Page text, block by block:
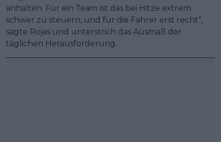
anhalten. Für ein Team ist das bei Hitze extrem
schwer zu steuern, und für die Fahrer erst recht“,
sagte Rojas und unterstrich das Ausmaß der
täglichen Herausforderung.